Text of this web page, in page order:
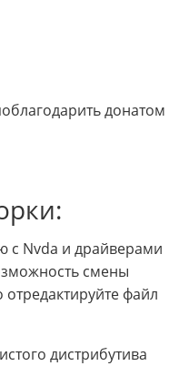
донатом
с Nvda и драйверами
смены
файл
дистрибутива